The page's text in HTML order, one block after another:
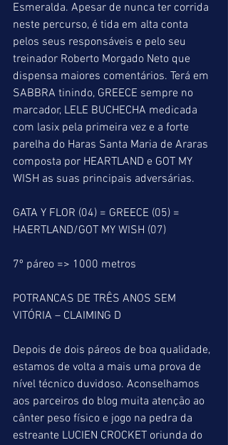
Esmeralda. Apesar de nunca ter corrida
neste percurso, é tida em alta conta
pelos seus responsáveis e pelo seu
treinador Roberto Morgado Neto que
dispensa maiores comentários. Terá em
SABBRA tinindo, GREECE sempre no
marcador, LELE BUCHECHA medicada
com lasix pela primeira vez e a forte
parelha do Haras Santa Maria de Araras
composta por HEARTLAND e GOT MY
WISH as suas principais adversárias.
GATA Y FLOR (04) = GREECE (05) =
HAERTLAND/GOT MY WISH (07)
7º páreo => 1000 metros
POTRANCAS DE TRÊS ANOS SEM
VITÓRIA – CLAIMING D
Depois de dois páreos de boa qualidade,
estamos de volta a mais uma prova de
nível técnico duvidoso. Aconselhamos
aos parceiros do blog muita atenção ao
cânter peso físico e jogo na pedra da
estreante LUCIEN CROCKET oriunda do